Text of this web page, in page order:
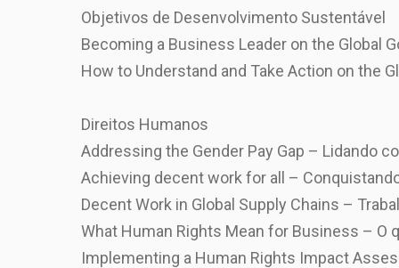
Objetivos de Desenvolvimento Sustentável
Becoming a Business Leader on the Global
How to Understand and Take Action on the
Direitos Humanos
Addressing the Gender Pay Gap – Lidando
Achieving decent work for all –
Decent Work in Global Supply Chains –
What Human Rights Mean for Business –
Implementing a Human Rights Impact